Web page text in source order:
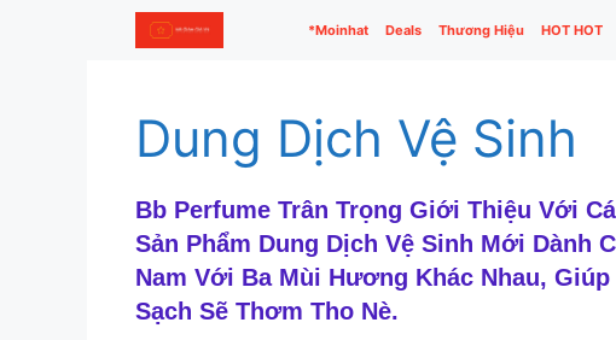
*Moinhat Deals Thương Hiệu HOT HOT
Dung Dịch Vệ Sinh
Bb Perfume Trân Trọng Giới Thiệu Với
Sản Phẩm Dung Dịch Vệ Sinh Mới Dành
Nam Với Ba Mùi Hương Khác Nhau, Giúp
Sạch Sẽ Thơm Tho Nè.